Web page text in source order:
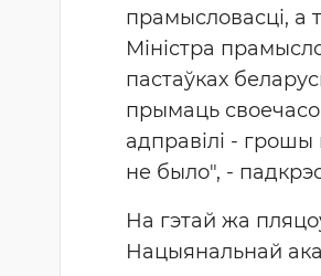
прамысловасці, а
Міністра
пастаўках
прымаць
адправілі -
не было", -
На гэтай жа
Нацыянальнай